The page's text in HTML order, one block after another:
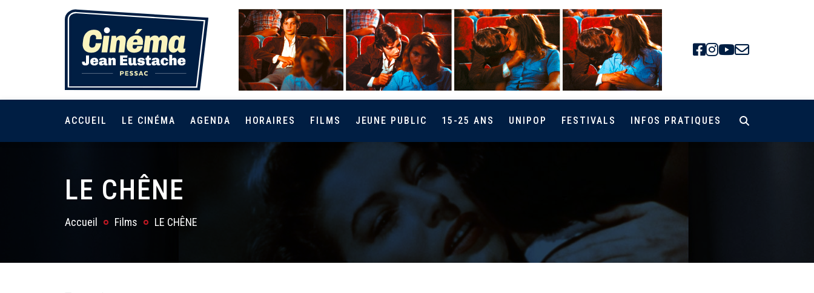
Facebook
Instagram
Youtube
ACCUEIL LE CINÉMA AGENDA HORAIRES FILMS JEUNE PUBLIC 15-25 ANS UNIPOP FESTIVALS INFOS PRATIQUES
LE CHÊNE
Accueil Films LE CHÊNE